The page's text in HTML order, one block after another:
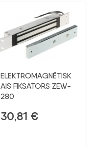
ELEKTROMAGNĒTISK
AIS FIKSATORS ZEW-
280
30,81 €